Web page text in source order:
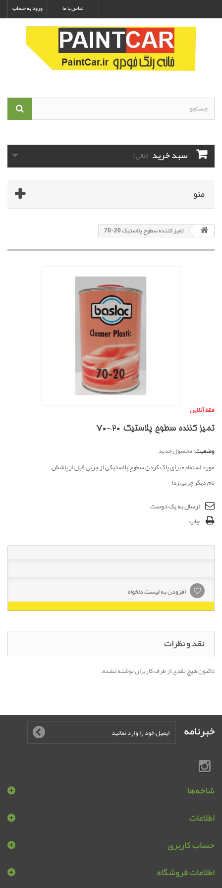
ورود به حساب تماس با ما
سبد خرید (خالی)
منو
تمیز کننده سطوح پلاستیک 20-70
فقط آنلاین
تمیز کننده سطوح پلاستیک 20-70
وضعیت:محصول جدید
مورد استفاده برای پاک کردن سطوح پلاستیکی از چربی قبل از پاشش
نام دیگر چربی زدا
ارسال به یک دوست
چاپ
افزودن به لیست دلخواه
نقد و نظرات
تاکنون هیچ نقدی از طرف کاربران نوشته نشده.
خبرنامه
شاخه‌ها
اطلاعات
حساب کاربری
اطلاعات فروشگاه